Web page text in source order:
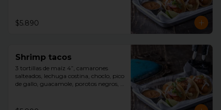
salsa tquila aparte.
$5.890
Shrimp tacos
3 tortillas de maíz 4”, camarones
salteados, lechuga costina, choclo, pico
de gallo, guacamole, porotos negros,
salsa tquila aparte.